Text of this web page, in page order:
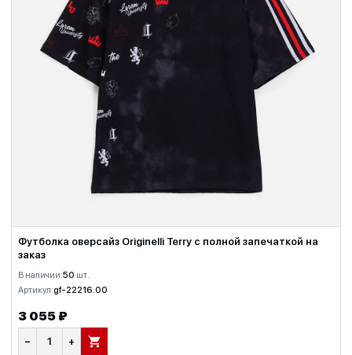
Футболка оверсайз Originelli Terry с полной запечаткой на
заказ
В наличии:50 шт.
Артикул:gf-22216.00
3 055 ₽
− + В КОРЗИНУ